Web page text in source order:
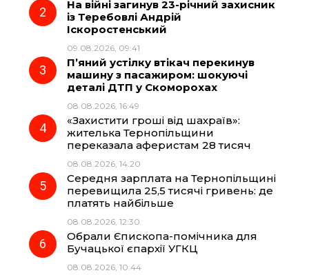
o
k
r
a
m p
На війні загинув 23-річний захисник
із Теребовлі Андрій
Іскоростенський
09.08.2026, 09:41
П’яний устілку втікач перекинув
машину з пасажиром: шокуючі
деталі ДТП у Скоморохах
08.08.2026, 16:49
«Захистити гроші від шахраїв»:
жителька Тернопільщини
переказала аферистам 28 тисяч
08.08.2026, 14:20
Середня зарплата на Тернопільщині
перевищила 25,5 тисячі гривень: де
платять найбільше
08.08.2026, 12:30
Обрали Єпископа-помічника для
Бучацької єпархії УГКЦ
08.08.2026, 10:44